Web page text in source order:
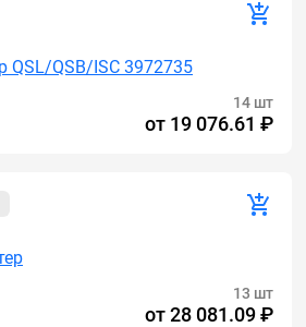
QSL/QSB/ISC 3972735
14 шт
от 19 076.61 ₽
13 шт
от28 081.09 ₽